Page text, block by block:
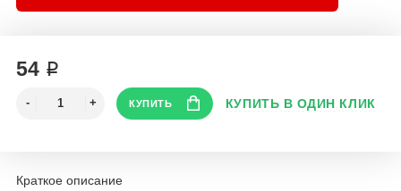
54 ₽
Краткое описание